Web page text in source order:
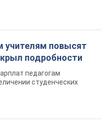
учителям повысят
подробности
педагогам
студенческих